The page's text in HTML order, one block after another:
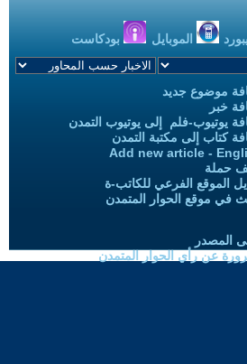
الموبايل بودكاست
موضوع جديد
خبر
يوتيوب-فلم إلى يوتيوب التمدن
كتاب إلى مكتبة التمدن
Add new article -
حملة
الموقع الفرعي للكاتب-ة
في موقع الحوار المتمدن
المصدر
عن رأي الحوار المتمدن